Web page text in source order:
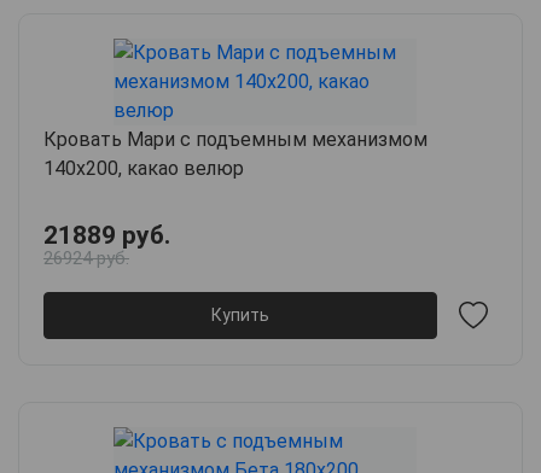
Кровать Мари с подъемным механизмом
140х200, какао велюр
21889 руб.
26924 руб.
Купить